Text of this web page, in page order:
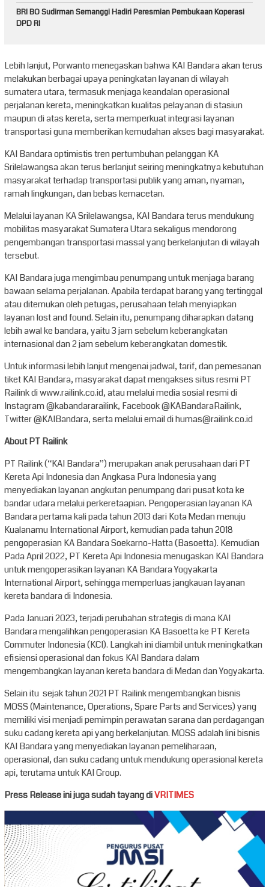
BRI BO Sudirman Semanggi Hadiri Peresmian Pembukaan Koperasi
DPD RI
Lebih lanjut, Porwanto menegaskan bahwa KAI Bandara akan terus
melakukan berbagai upaya peningkatan layanan di wilayah
sumatera utara, termasuk menjaga keandalan operasional
perjalanan kereta, meningkatkan kualitas pelayanan di stasiun
maupun di atas kereta, serta memperkuat integrasi layanan
transportasi guna memberikan kemudahan akses bagi masyarakat.
KAI Bandara optimistis tren pertumbuhan pelanggan KA
Srilelawangsa akan terus berlanjut seiring meningkatnya kebutuhan
masyarakat terhadap transportasi publik yang aman, nyaman,
ramah lingkungan, dan bebas kemacetan.
Melalui layanan KA Srilelawangsa, KAI Bandara terus mendukung
mobilitas masyarakat Sumatera Utara sekaligus mendorong
pengembangan transportasi massal yang berkelanjutan di wilayah
tersebut.
KAI Bandara juga mengimbau penumpang untuk menjaga barang
bawaan selama perjalanan. Apabila terdapat barang yang tertinggal
atau ditemukan oleh petugas, perusahaan telah menyiapkan
layanan lost and found. Selain itu, penumpang diharapkan datang
lebih awal ke bandara, yaitu 3 jam sebelum keberangkatan
internasional dan 2 jam sebelum keberangkatan domestik.
Untuk informasi lebih lanjut mengenai jadwal, tarif, dan pemesanan
tiket KAI Bandara, masyarakat dapat mengakses situs resmi PT
Railink di www.railink.co.id, atau melalui media sosial resmi di
Instagram @kabandararailink, Facebook @KABandaraRailink,
Twitter @KAIBandara, serta melalui email di humas@railink.co.id
About PT Railink
PT Railink (“KAI Bandara”) merupakan anak perusahaan dari PT
Kereta Api Indonesia dan Angkasa Pura Indonesia yang
menyediakan layanan angkutan penumpang dari pusat kota ke
bandar udara melalui perkeretaapian. Pengoperasian layanan KA
Bandara pertama kali pada tahun 2013 dari Kota Medan menuju
Kualanamu International Airport, kemudian pada tahun 2018
pengoperasian KA Bandara Soekarno-Hatta (Basoetta). Kemudian
Pada April 2022, PT Kereta Api Indonesia menugaskan KAI Bandara
untuk mengoperasikan layanan KA Bandara Yogyakarta
International Airport, sehingga memperluas jangkauan layanan
kereta bandara di Indonesia.
Pada Januari 2023, terjadi perubahan strategis di mana KAI
Bandara mengalihkan pengoperasian KA Basoetta ke PT Kereta
Commuter Indonesia (KCI). Langkah ini diambil untuk meningkatkan
efisiensi operasional dan fokus KAI Bandara dalam
mengembangkan layanan kereta bandara di Medan dan Yogyakarta.
Selain itu sejak tahun 2021 PT Railink mengembangkan bisnis
MOSS (Maintenance, Operations, Spare Parts and Services) yang
memiliki visi menjadi pemimpin perawatan sarana dan perdagangan
suku cadang kereta api yang berkelanjutan. MOSS adalah lini bisnis
KAI Bandara yang menyediakan layanan pemeliharaan,
operasional, dan suku cadang untuk mendukung operasional kereta
api, terutama untuk KAI Group.
Press Release ini juga sudah tayang diVRITIMES